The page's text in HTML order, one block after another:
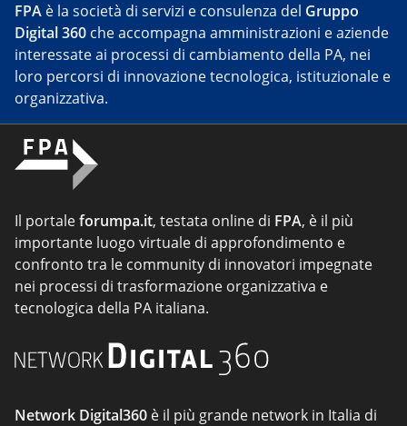
FPA è la società di servizi e consulenza del Gruppo
Digital 360 che accompagna amministrazioni e aziende
interessate ai processi di cambiamento della PA, nei
loro percorsi di innovazione tecnologica, istituzionale e
organizzativa.
Il portaleforumpa.it, testata online di FPA, è il più
importante luogo virtuale di approfondimento e
confronto tra le community di innovatori impegnate
nei processi di trasformazione organizzativa e
tecnologica della PA italiana.
Network Digital360 è il più grande network in Italia di